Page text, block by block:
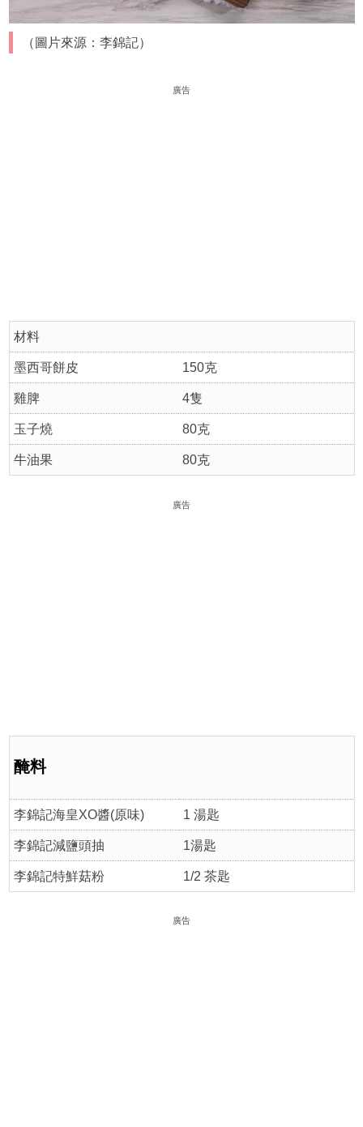
（圖片來源：李錦記）
廣告
材料
墨西哥餅皮 150克
雞脾 4隻
玉子燒 80克
牛油果 80克
廣告
醃料
李錦記海皇XO醬(原味) 1 湯匙
李錦記減鹽頭抽 1湯匙
李錦記特鮮菇粉 1/2 茶匙
廣告